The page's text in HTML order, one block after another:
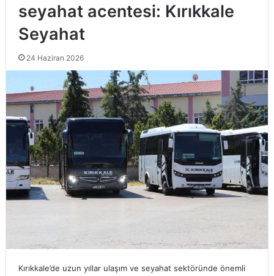
seyahat acentesi: Kırıkkale
Seyahat
24 Haziran 2026
Kırıkkale’de uzun yıllar ulaşım ve seyahat sektöründe önemli